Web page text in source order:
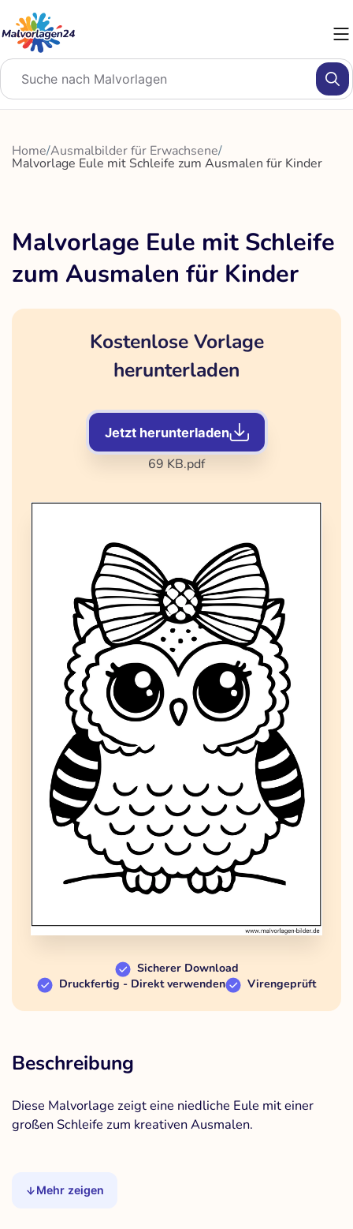
Inhalt
springen
Home/Ausmalbilder für Erwachsene/
Malvorlage Eule mit Schleife zum Ausmalen für Kinder
Malvorlage Eule mit Schleife
zum Ausmalen für Kinder
Kostenlose Vorlage
herunterladen
Jetzt herunterladen
69 KB.pdf
Sicherer Download
Druckfertig - Direkt verwenden
Virengeprüft
Beschreibung
Diese Malvorlage zeigt eine niedliche Eule mit einer
großen Schleife zum kreativen Ausmalen.
Mehr zeigen